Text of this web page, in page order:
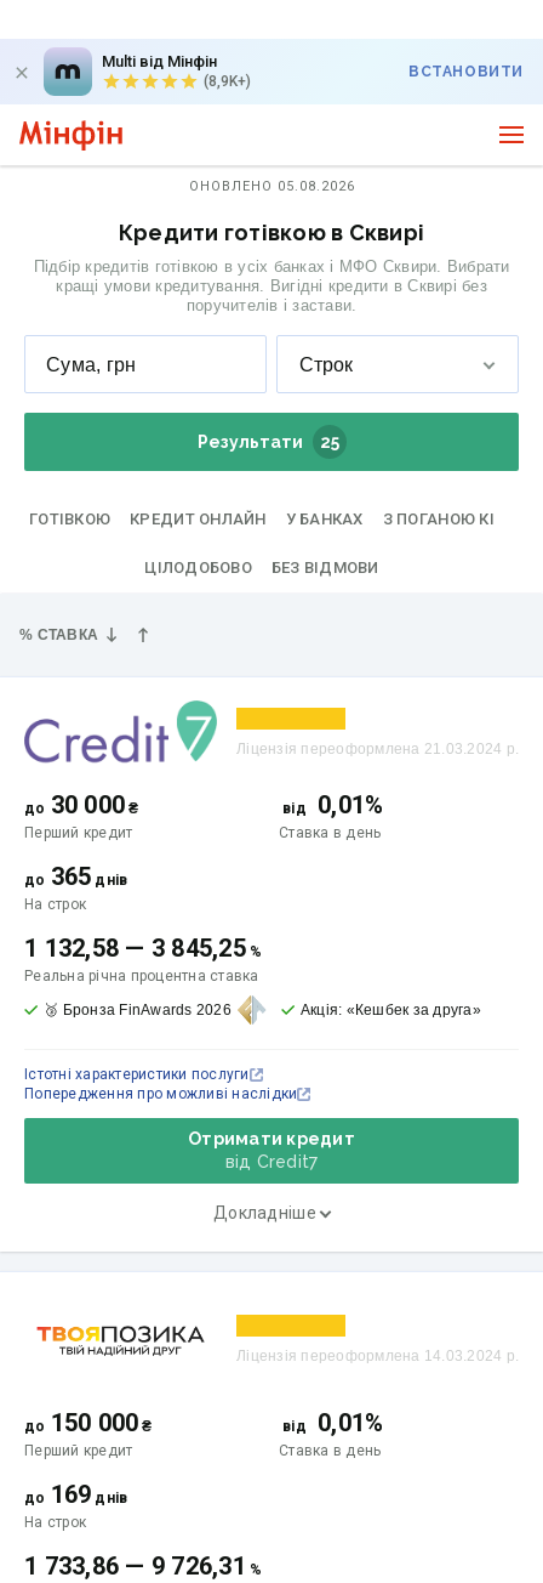
Multi від Мінфін
(8,9K+)
ВСТАНОВИТИ
ОНОВЛЕНО 05.08.2026
Кредити готівкою в Сквирі
Підбір кредитів готівкою в усіх банках і МФО Сквири. Вибрати
кращі умови кредитування. Вигідні кредити в Сквирі без
поручителів і застави.
Сума, грн Строк
Результати 25
ГОТІВКОЮ КРЕДИТ ОНЛАЙН У БАНКАХ З ПОГАНОЮ КІ
ЦІЛОДОБОВО БЕЗ ВІДМОВИ
% СТАВКА
Ліцензія переоформлена 21.03.2024 р.
до 30 000 ₴
Перший кредит
від 0,01%
Ставка в день
до 365 днів
На строк
1 132,58 — 3 845,25 %
Реальна річна процентна ставка
Отримати кредит
від Credit7
Докладніше
🥉 Бронза FinAwards 2026 Акція: «Кешбек за друга»
Істотні характеристики послуги
Попередження про можливі наслідки
Ліцензія переоформлена 14.03.2024 р.
до 150 000 ₴
Перший кредит
від 0,01%
Ставка в день
до 169 днів
На строк
1 733,86 — 9 726,31 %